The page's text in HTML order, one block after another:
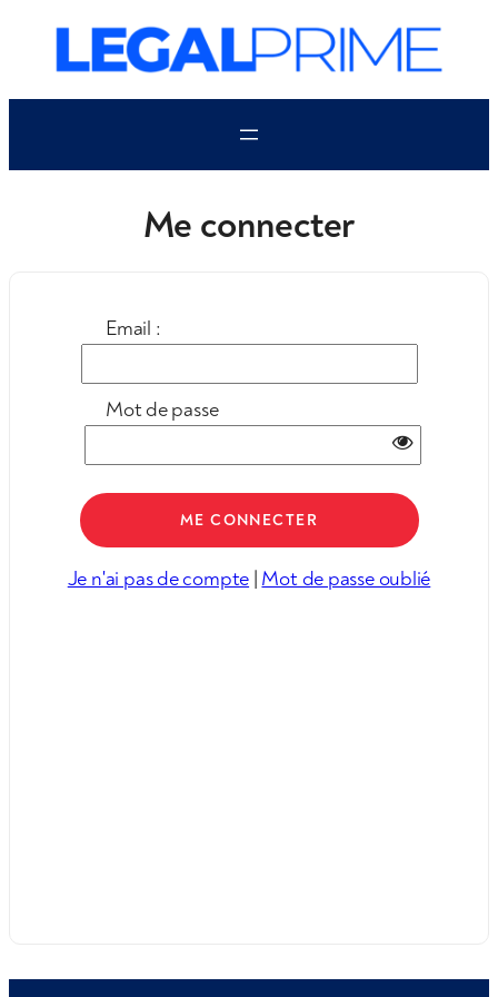
contenu
Me connecter
Email :
Mot de passe
Je n'ai pas de compte | Mot de passe oublié